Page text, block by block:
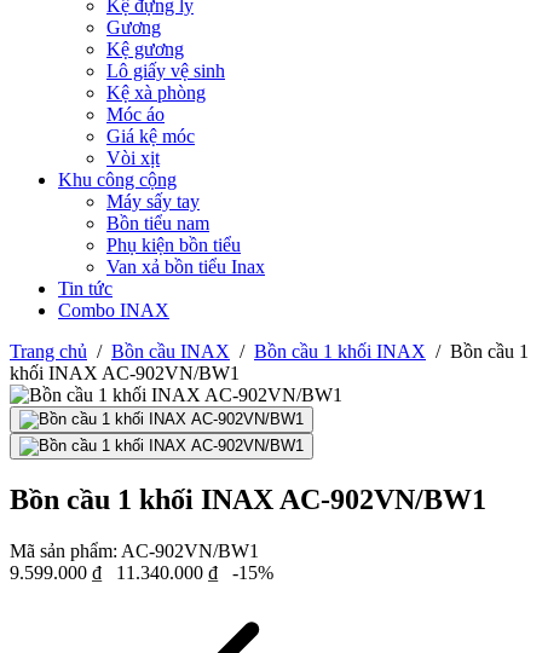
Kệ đựng ly
Gương
Kệ gương
Lô giấy vệ sinh
Kệ xà phòng
Móc áo
Giá kệ móc
Vòi xịt
Khu công cộng
Máy sấy tay
Bồn tiểu nam
Phụ kiện bồn tiểu
Van xả bồn tiểu Inax
Tin tức
Combo INAX
Trang chủ / Bồn cầu INAX / Bồn cầu 1 khối INAX / Bồn cầu 1
khối INAX AC-902VN/BW1
Bồn cầu 1 khối INAX AC-902VN/BW1
Mã sản phẩm: AC-902VN/BW1
9.599.000 ₫ 11.340.000 ₫ -15%